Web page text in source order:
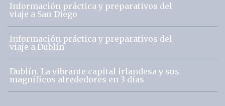
Información práctica y preparativos del
viaje a San Diego
Información práctica y preparativos del
viaje a Dublín
Dublín. La vibrante capital irlandesa y sus
magníficos alrededores en 3 días